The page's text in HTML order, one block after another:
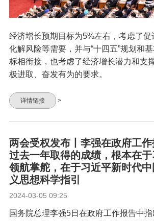
经济增长预期目标为5%左右，考虑了
化解风险等需要，并与“十四五”规划和
标相衔接，也考虑了经济增长潜力和支
极进取、奋发有为的要求。
详情链接 >
两会受权发布丨李强在政府工作
过去一年取得的成绩，根本在
领航掌舵，在于习近平新时代
义思想科学指引
2024-03-05 09:25
国务院总理李强5日在政府工作报告中